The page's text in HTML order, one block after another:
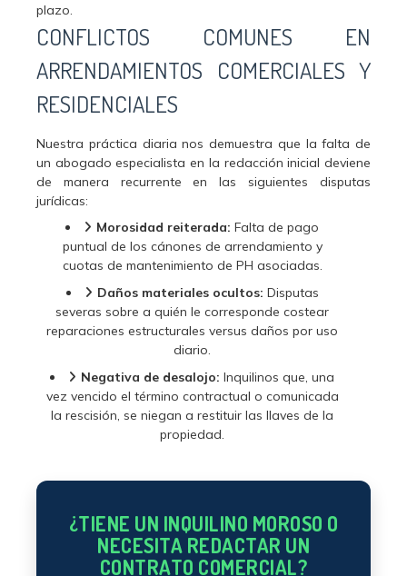
plazo.
CONFLICTOS COMUNES EN
ARRENDAMIENTOS COMERCIALES Y
RESIDENCIALES
Nuestra práctica diaria nos demuestra que la falta de
un abogado especialista en la redacción inicial deviene
de manera recurrente en las siguientes disputas
jurídicas:
Morosidad reiterada: Falta de pago
puntual de los cánones de arrendamiento y
cuotas de mantenimiento de PH asociadas.
Daños materiales ocultos: Disputas
severas sobre a quién le corresponde costear
reparaciones estructurales versus daños por uso
diario.
Negativa de desalojo: Inquilinos que, una
vez vencido el término contractual o comunicada
la rescisión, se niegan a restituir las llaves de la
propiedad.
¿TIENE UN INQUILINO MOROSO O
NECESITA REDACTAR UN
CONTRATO COMERCIAL?